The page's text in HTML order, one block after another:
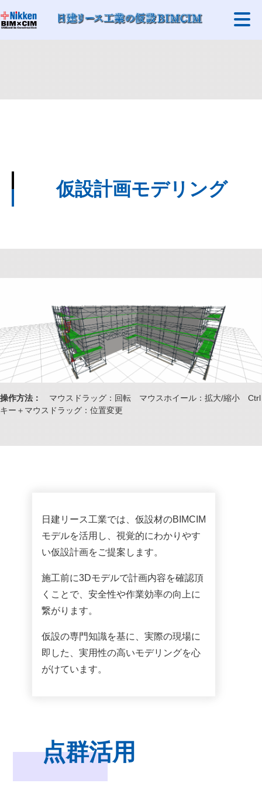
仮設計画モデリング
操作方法：
マウスドラッグ：回転 マウスホイール：拡大/縮小 Ctrl
キー＋マウスドラッグ：位置変更
日建リース工業では、仮設材のBIMCIM
モデルを活用し、視覚的にわかりやす
い仮設計画をご提案します。
施工前に3Dモデルで計画内容を確認頂
くことで、安全性や作業効率の向上に
繋がります。
仮設の専門知識を基に、実際の現場に
即した、実用性の高いモデリングを心
がけています。
点群活用